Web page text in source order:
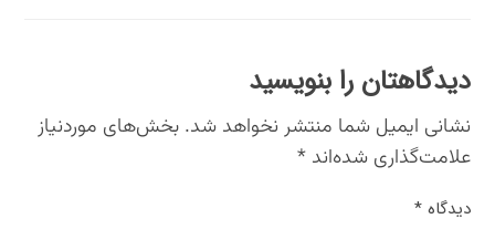
دیدگاهتان را بنویسید
نشانی ایمیل شما منتشر نخواهد شد. بخش‌های موردنیاز
علامت‌گذاری شده‌اند*
دیدگاه*